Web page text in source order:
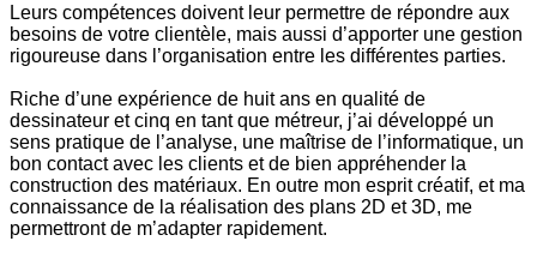
Leurs compétences doivent leur permettre de répondre aux
besoins de votre clientèle, mais aussi d’apporter une gestion
rigoureuse dans l’organisation entre les différentes parties.
Riche d’une expérience de huit ans en qualité de
dessinateur et cinq en tant que métreur, j’ai développé un
sens pratique de l’analyse, une maîtrise de l’informatique, un
bon contact avec les clients et de bien appréhender la
construction des matériaux. En outre mon esprit créatif, et ma
connaissance de la réalisation des plans 2D et 3D, me
permettront de m’adapter rapidement.